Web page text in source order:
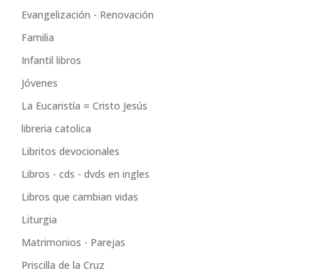
Evangelización - Renovación
Familia
Infantil libros
Jóvenes
La Eucaristía = Cristo Jesús
libreria catolica
Libritos devocionales
Libros - cds - dvds en ingles
Libros que cambian vidas
Liturgia
Matrimonios - Parejas
Priscilla de la Cruz